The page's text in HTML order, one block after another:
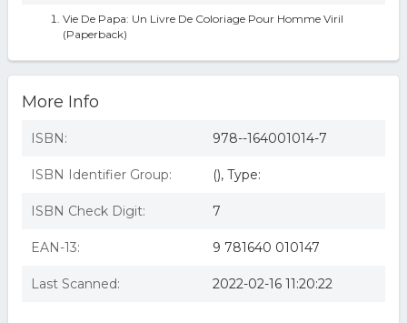
Vie De Papa: Un Livre De Coloriage Pour Homme Viril
(Paperback)
More Info
ISBN: 978--164001014-7
ISBN Identifier Group: (), Type:
ISBN Check Digit: 7
EAN-13: 9 781640 010147
Last Scanned: 2022-02-16 11:20:22